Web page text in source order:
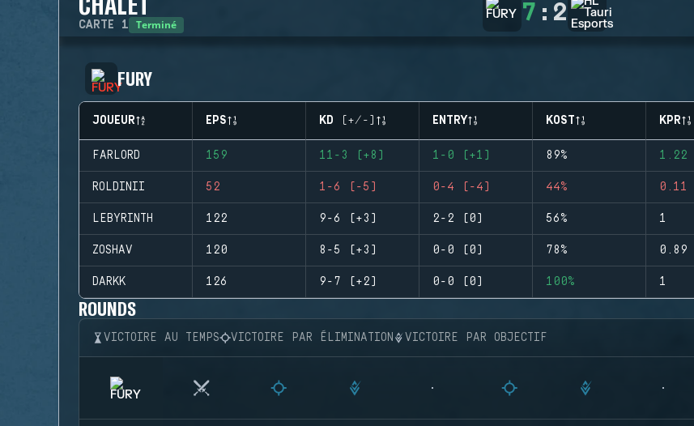
CARTE 1 Terminé 7 : 2
FURY
JOUEUR EPS KD (+/-) ENTRY KOST KPR
FARLORD 159 11-3 (+8) 1-0 (+1) 89% 1.22
ROLDINII 52 1-6 (-5) 0-4 (-4) 44% 0.11
LEBYRINTH 122 9-6 (+3) 2-2 (0) 56% 1
ZOSHAV 120 8-5 (+3) 0-0 (0) 78% 0.89
DARKK 126 9-7 (+2) 0-0 (0) 100% 1
ROUNDS
VICTOIRE AU TEMPS VICTOIRE PAR ÉLIMINATION VICTOIRE PAR OBJECTIF